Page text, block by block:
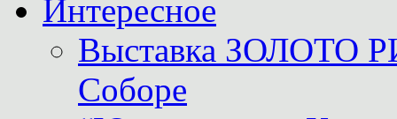
Интересное
Выставка ЗОЛОТО
Соборе